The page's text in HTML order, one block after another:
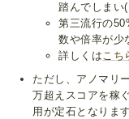
踏んでしまい
第三流行の
数や倍率が少
詳しくはこち
ただし、アノマリ
万超えスコアを稼
用が定石となります